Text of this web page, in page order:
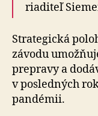
riaditeľ
Strategická
závodu
prepravy a
v posledných
pandémii.